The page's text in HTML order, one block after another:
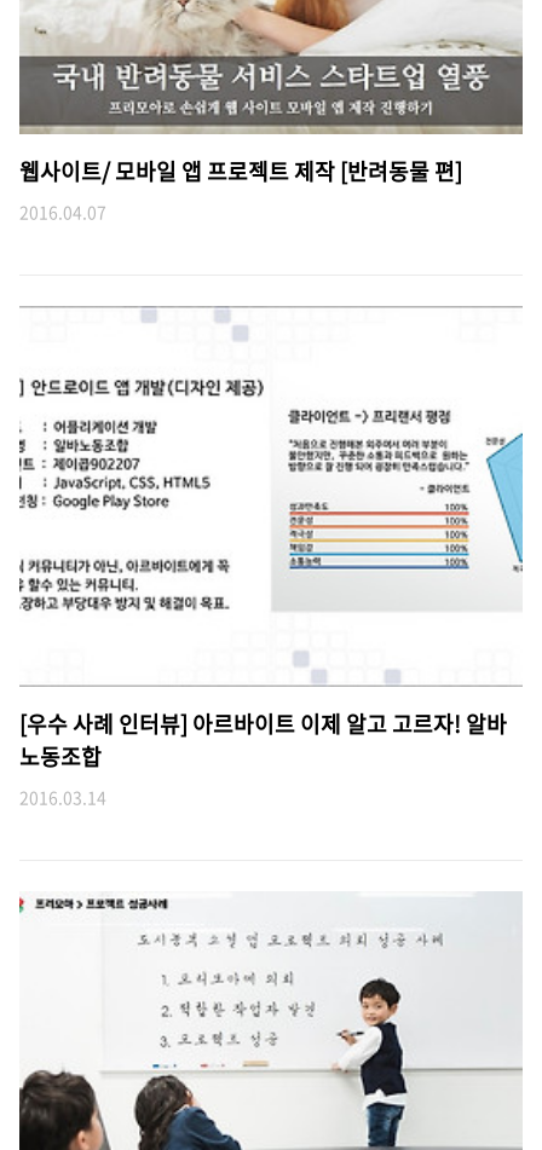
웹사이트/ 모바일 앱 프로젝트 제작 [반려동물 편]
2016.04.07
[우수 사례 인터뷰] 아르바이트 이제 알고 고르자! 알바
노동조합
2016.03.14